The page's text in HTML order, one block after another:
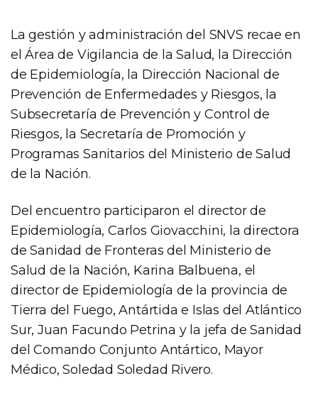
La gestión y administración del SNVS recae en
el Área de Vigilancia de la Salud, la Dirección
de Epidemiología, la Dirección Nacional de
Prevención de Enfermedades y Riesgos, la
Subsecretaría de Prevención y Control de
Riesgos, la Secretaría de Promoción y
Programas Sanitarios del Ministerio de Salud
de la Nación.
Del encuentro participaron el director de
Epidemiología, Carlos Giovacchini, la directora
de Sanidad de Fronteras del Ministerio de
Salud de la Nación, Karina Balbuena, el
director de Epidemiología de la provincia de
Tierra del Fuego, Antártida e Islas del Atlántico
Sur, Juan Facundo Petrina y la jefa de Sanidad
del Comando Conjunto Antártico, Mayor
Médico, Soledad Soledad Rivero.